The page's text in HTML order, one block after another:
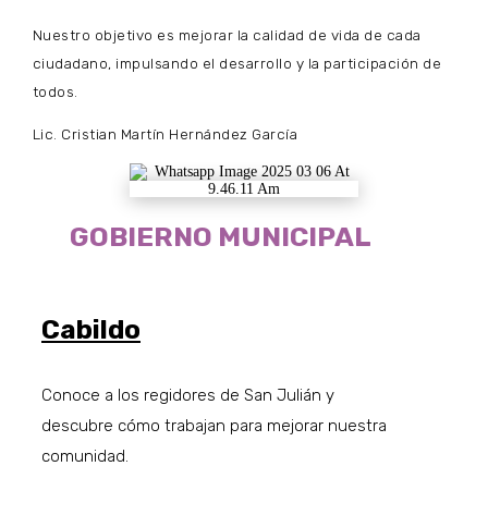
Nuestro objetivo es mejorar la calidad de vida de cada
ciudadano, impulsando el desarrollo y la participación de
todos.
Lic. Cristian Martín Hernández García
GOBIERNO MUNICIPAL
Cabildo
Conoce a los regidores de San Julián y
descubre cómo trabajan para mejorar nuestra
comunidad.